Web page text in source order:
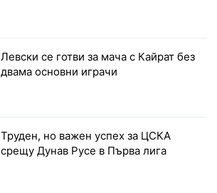
Левски се готви за мача с Кайрат без
двама основни играчи
Труден, но важен успех за ЦСКА
срещу Дунав Русе в Първа лига